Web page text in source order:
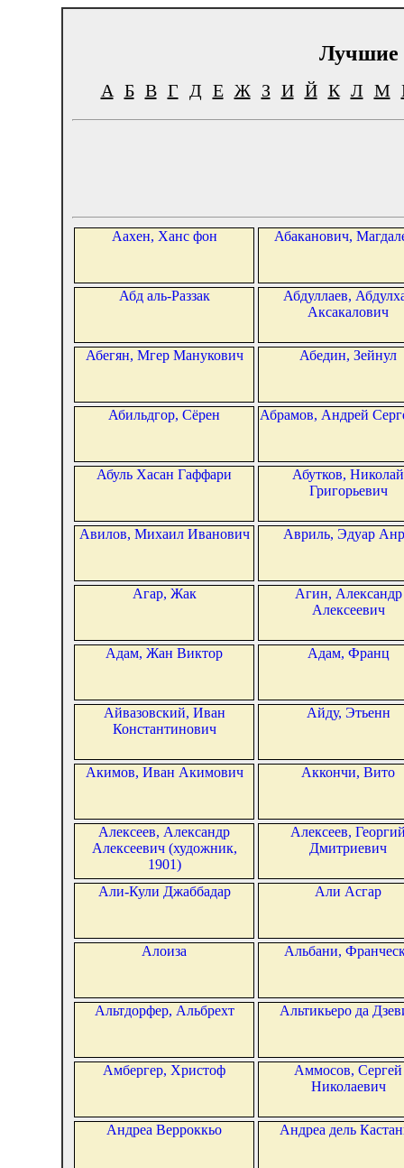
Лучшие
А Б В Г Д Е Ж З И Й К Л М
Аахен, Ханс фон Абаканович,
Абд аль-Раззак
Абдуллаев,
Аксакалович
Абегян, Мгер Манукович Абедин, Зейнул
Абильдгор, Сёрен Абрамов, Андрей
Абуль Хасан Гаффари
Абутков, Николай
Григорьевич
Авилов, Михаил Иванович Авриль, Эдуар
Агар, Жак
Агин, Александр
Алексеевич
Адам, Жан Виктор Адам, Франц
Айвазовский, Иван
Константинович
Айду, Этьенн
Акимов, Иван Акимович Аккончи, Вито
Алексеев, Александр
Алексеевич (художник,
1901)
Алексеев,
Дмитриевич
Али-Кули Джаббадар Али Асгар
Алоиза Альбани,
Альтдорфер, Альбрехт Альтикьеро да
Амбергер, Христоф
Аммосов, Сергей
Николаевич
Андреа Верроккьо Андреа дель